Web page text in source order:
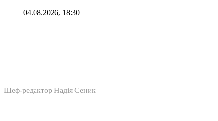
04.08.2026, 18:30
Шеф-редактор Надія Сеник